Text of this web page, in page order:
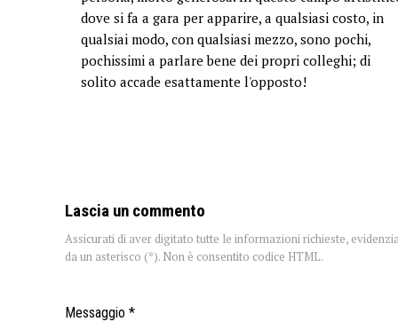
dove si fa a gara per apparire, a qualsiasi costo, in
qualsiai modo, con qualsiasi mezzo, sono pochi,
pochissimi a parlare bene dei propri colleghi; di
solito accade esattamente l'opposto!
Lascia un commento
Assicurati di aver digitato tutte le informazioni richieste,
da un asterisco (*). Non è consentito codice HTML.
Messaggio *